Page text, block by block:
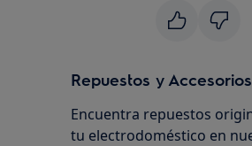
Repuestos y Accesorios
Encuentra repuestos
tu electrodoméstico en